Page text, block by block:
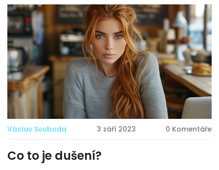
Václav Svoboda 3 září 2023 0 Komentáře
Co to je dušení?